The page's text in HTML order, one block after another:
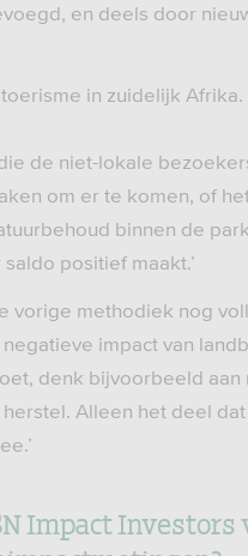
en deels door
in zuidelijk
de niet-lokale
om er te komen, of
binnen de
positief maakt.’
vorige methodiek nog
impact van
denk bijvoorbeeld aan
Alleen het deel
Impact Investors